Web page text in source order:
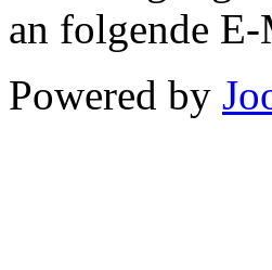
an folgende
Powered by